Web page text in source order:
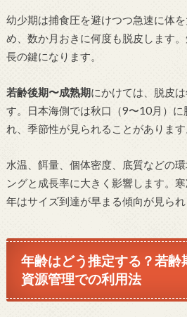
幼少期は捕食圧を避けつつ急速に体
め、数か月おきに何度も脱皮します
長の鍵になります。
若齢後期〜成熟期にかけては、脱皮
す。日本海側では秋口（9〜10月）に
れ、季節性が見られることがあります
水温、餌量、個体密度、底質などの
ングと成長率に大きく影響します。
年はサイズ到達が早まる傾向が見られ
年齢はどう推定する？若齢
資源管理での利用法